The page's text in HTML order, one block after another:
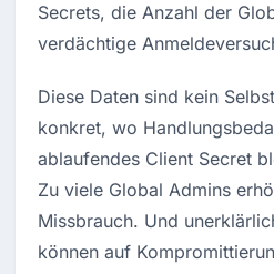
Secrets, die Anzahl der
verdächtige
Diese Daten sind kein
konkret, wo
ablaufendes Client Secret
Zu viele Global Admins
Missbrauch. Und
können auf